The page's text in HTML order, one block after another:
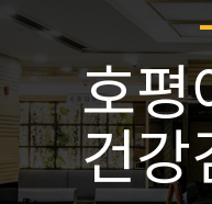
호평
건강